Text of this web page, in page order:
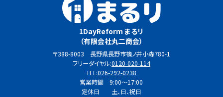
1DayReform まるリ
（有限会社丸二商会）
〒388-8003 長野県長野市篠ノ井小森780-1
フリーダイヤル:0120-020-114
TEL:026-292-0238
営業時間 9:00～17:00
定休日 土、日、祝日